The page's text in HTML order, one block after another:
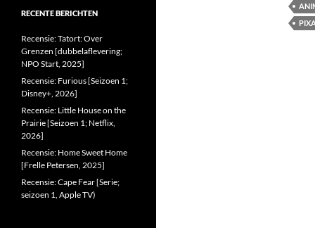
RECENTE BERICHTEN
Recensie: Tatort: Over
Grenzen [dubbelaflevering;
NPO Start, 2025]
Recensie: Furious [Seizoen 1;
Disney+, 2026]
Recensie: Little House on the
Prairie [Seizoen 1; Netflix,
2026]
Recensie: Home Sweet Home
[Frelle Petersen, 2025]
Recensie: Cape Fear [Serie;
seizoen 1, Apple TV)